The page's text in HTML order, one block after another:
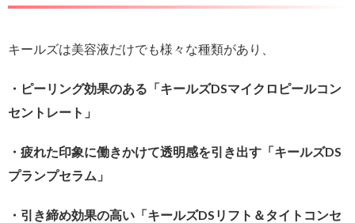
キールズは美容液だけでも様々な種類があり、
・ピーリング効果のある「キールズDSマイクロピールコン
セントレート」
・疲れた印象に働きかけて透明感を引き出す「キールズDS
プランプセラム」
・引き締め効果の高い「キールズDSリフト＆タイトコンセ